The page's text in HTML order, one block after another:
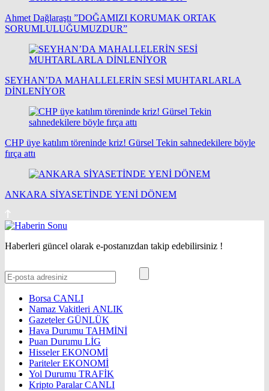
Ahmet Dağlaraştı ”DOĞAMIZI KORUMAK ORTAK
SORUMLULUĞUMUZDUR”
SEYHAN’DA MAHALLELERİN SESİ MUHTARLARLA
DİNLENİYOR
CHP üye katılım töreninde kriz! Gürsel Tekin sahnedekilere böyle
fırça attı
ANKARA SİYASETİNDE YENİ DÖNEM
Haberleri güncel olarak e-postanızdan takip edebilirsiniz !
Borsa CANLI
Namaz Vakitleri ANLIK
GazetelerGÜNLÜK
Hava Durumu TAHMİNİ
Puan Durumu LİG
HisselerEKONOMİ
ParitelerEKONOMİ
Yol Durumu TRAFİK
Kripto ParalarCANLI